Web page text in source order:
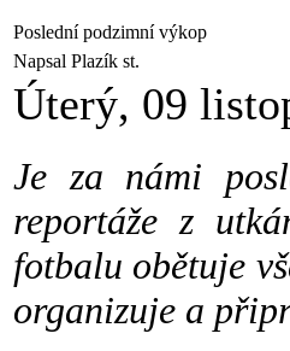
Poslední podzimní výkop
Napsal Plazík st.
Úterý, 09
Je za námi
reportáže z
fotbalu obětuje
organizuje a